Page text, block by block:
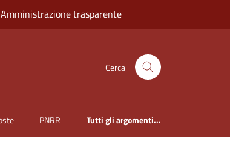
Amministrazione trasparente
Cerca
PNRR Tutti gli argomenti...